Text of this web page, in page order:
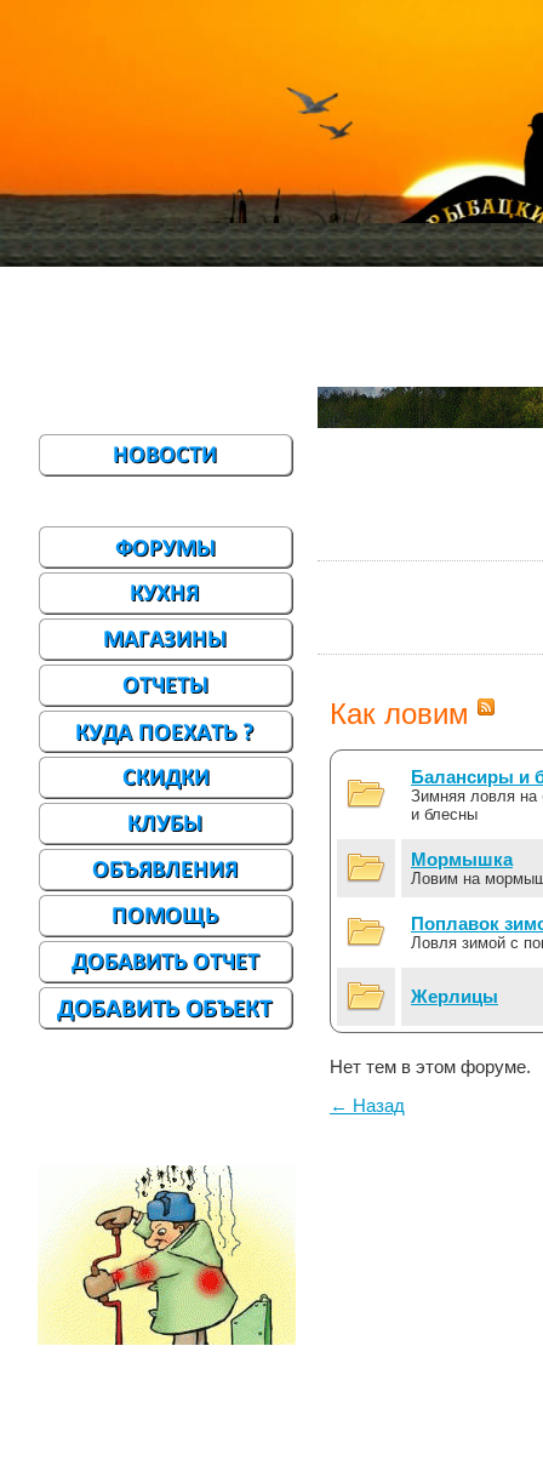
Как ловим
Балансиры и
Зимняя ловля на
и блесны
Мормышка
Ловим на
Поплавок
Ловля зимой с
Жерлицы
Нет тем в этом форуме.
← Назад